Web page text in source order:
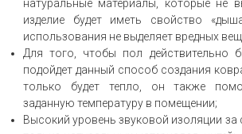
натуральные материалы, которые не
изделие будет иметь свойство
использования не выделяет вредных
Для того, чтобы пол действительно
подойдет данный способ создания
только будет тепло, он также
заданную температуру в помещении;
Высокий уровень звуковой изоляции за